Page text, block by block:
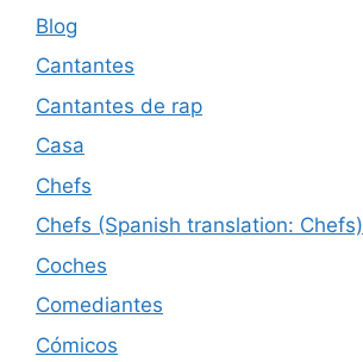
Blog
Cantantes
Cantantes de rap
Casa
Chefs
Chefs (Spanish translation: Chefs)
Coches
Comediantes
Cómicos